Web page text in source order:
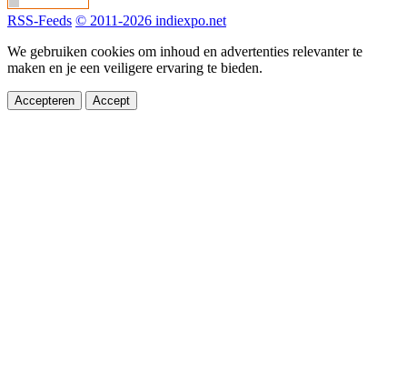
RSS-Feeds © 2011-2026 indiexpo.net
We gebruiken cookies om inhoud en advertenties relevanter te
maken en je een veiligere ervaring te bieden.
Accepteren Accept